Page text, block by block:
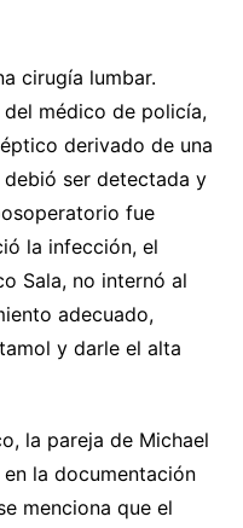
cirugía lumbar.
médico de policía,
derivado de una
ser detectada y
fue
la infección, el
Sala, no internó al
adecuado,
y darle el alta
la pareja de Michael
la documentación
menciona que el